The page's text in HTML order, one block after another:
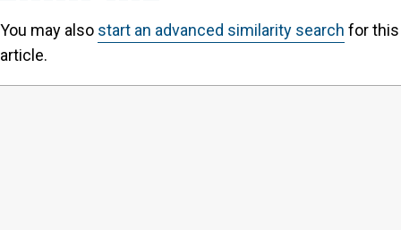
You may also start an advanced similarity search for this
article.